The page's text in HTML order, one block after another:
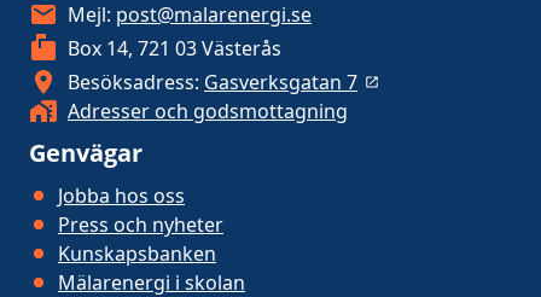
Mejl: post@malarenergi.se
Box 14, 721 03 Västerås
Besöksadress: Gasverksgatan 7
Adresser och godsmottagning
Genvägar
Jobba hos oss
Press och nyheter
Kunskapsbanken
Mälarenergi i skolan